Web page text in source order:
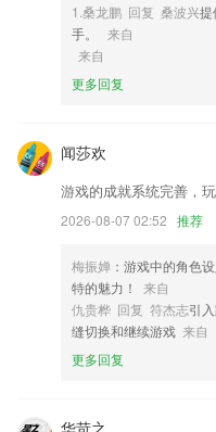
6,支持邀请他人参与会议，预
万利新版本游戏软件优
1.支持真题模拟演练、日常任
2.发布了更多的精彩视频，让
3.细致图标每个图标精心设计不
4.一机在手，完美匹配安卓手
5.优质北美外教互动强，带着
的注意力，丰富的课中小游戏
6.·查看关于产品的信息，了解
用的体验
万利新版本游戏更新了
重点关注回复内容展示
1.桑龙鹏 回复 桑波兴提
手。
来自
来自
更多回复
闻莎欢
游戏的成就系统完善，
2026-08-07 02:52 推荐
梅振婵 ：游戏中的角色
特的魅力！
来自
仇贵桦 回复 符杰志引
缝切换和继续游戏 来自
更多回复
华苛之